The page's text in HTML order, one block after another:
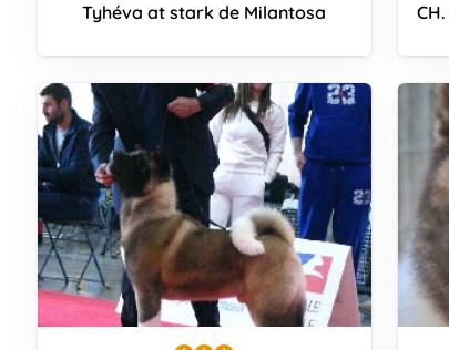
Tyhéva at stark de Milantosa